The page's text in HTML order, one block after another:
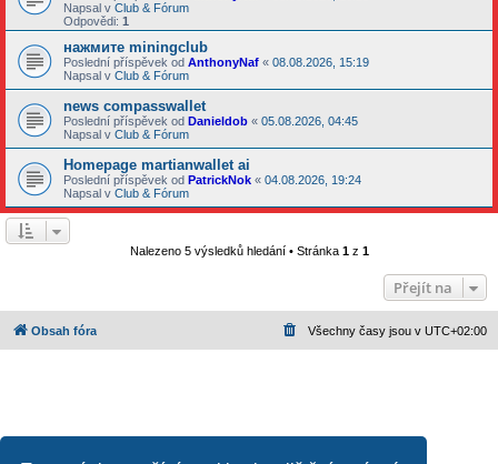
Napsal v Club & Fórum
Odpovědi: 1
нажмите miningclub
Poslední příspěvek od AnthonyNaf « 08.08.2026, 15:19
Napsal v Club & Fórum
news compasswallet
Poslední příspěvek od Danieldob « 05.08.2026, 04:45
Napsal v Club & Fórum
Homepage martianwallet ai
Poslední příspěvek od PatrickNok « 04.08.2026, 19:24
Napsal v Club & Fórum
Nalezeno 5 výsledků hledání • Stránka 1z 1
Přejít na
Obsah fóra Všechny časy jsou v UTC+02:00